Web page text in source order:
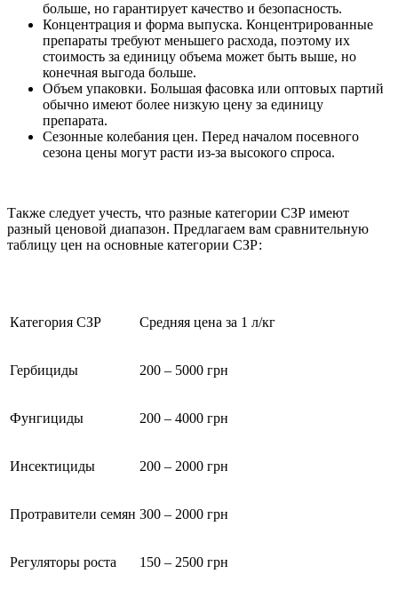
больше, но гарантирует качество и безопасность.
Концентрация и форма выпуска. Концентрированные
препараты требуют меньшего расхода, поэтому их
стоимость за единицу объема может быть выше, но
конечная выгода больше.
Объем упаковки. Большая фасовка или оптовых партий
обычно имеют более низкую цену за единицу
препарата.
Сезонные колебания цен. Перед началом посевного
сезона цены могут расти из-за высокого спроса.
Также следует учесть, что разные категории СЗР имеют
разный ценовой диапазон. Предлагаем вам сравнительную
таблицу цен на основные категории СЗР:
Категория СЗР Средняя цена за 1 л/кг
Гербициды 200 – 5000 грн
Фунгициды 200 – 4000 грн
Инсектициды 200 – 2000 грн
Протравители семян 300 – 2000 грн
Регуляторы роста 150 – 2500 грн